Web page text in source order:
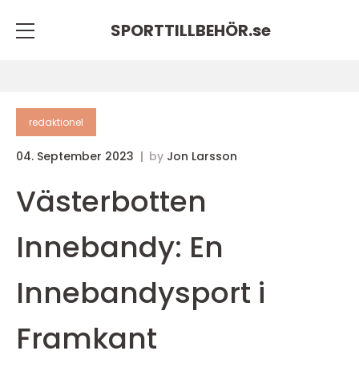
SPORTTILLBEHÖR.se
redaktionel
04. September 2023 by Jon Larsson
Västerbotten
Innebandy: En
Innebandysport i
Framkant